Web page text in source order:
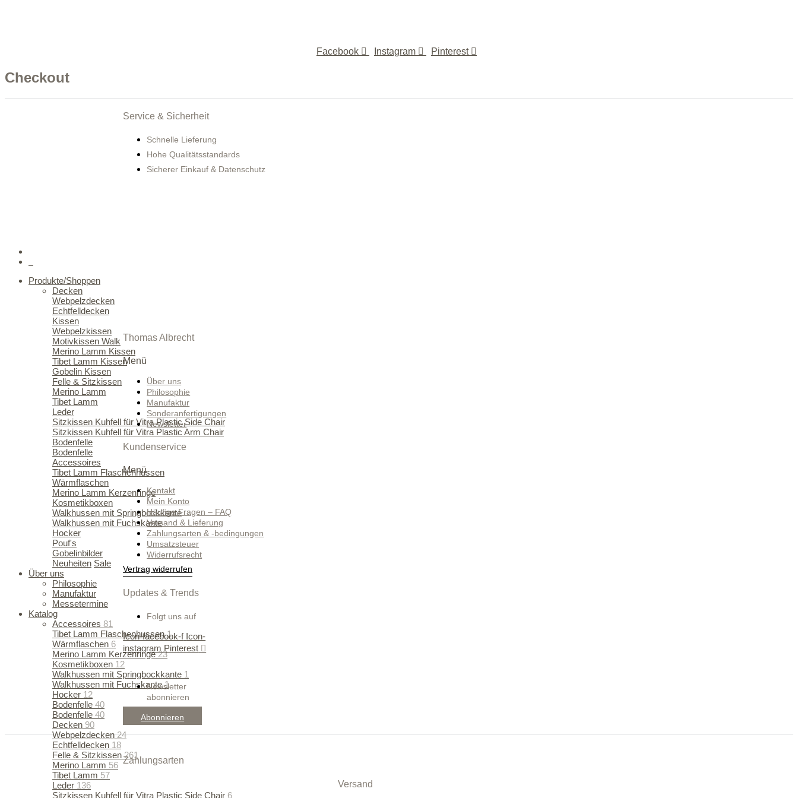
Facebook Instagram Pinterest
Produkte/Shoppen
Decken
Webpelzdecken
Echtfelldecken
Kissen
Webpelzkissen
Motivkissen Walk
Merino Lamm Kissen
Tibet Lamm Kissen
Gobelin Kissen
Felle & Sitzkissen
Merino Lamm
Tibet Lamm
Leder
Sitzkissen Kuhfell für Vitra Plastic Side Chair
Sitzkissen Kuhfell für Vitra Plastic Arm Chair
Bodenfelle
Bodenfelle
Accessoires
Tibet Lamm Flaschenhussen
Wärmflaschen
Merino Lamm Kerzenringe
Kosmetikboxen
Walkhussen mit Springbockkante
Walkhussen mit Fuchskante
Hocker
Pouf's
Gobelinbilder
Neuheiten Sale
Über uns
Philosophie
Manufaktur
Messetermine
Katalog
Accessoires 81
Tibet Lamm Flaschenhussen1
Wärmflaschen 6
Merino Lamm Kerzenringe23
Kosmetikboxen 12
Walkhussen mit Springbockkante 1
Walkhussen mit Fuchskante1
Hocker 12
Bodenfelle 40
Bodenfelle 40
Decken 90
Webpelzdecken24
Echtfelldecken 18
Felle & Sitzkissen261
Merino Lamm 56
Tibet Lamm 57
Leder 136
Sitzkissen Kuhfell für Vitra Plastic Side Chair 6
Checkout
Service & Sicherheit
Schnelle Lieferung
Hohe Qualitätsstandards
Sicherer Einkauf & Datenschutz
Thomas Albrecht
Menü
Über uns
Philosophie
Manufaktur
Sonderanfertigungen
Newsletter
Kundenservice
Menü
Kontakt
Mein Konto
Häufige Fragen – FAQ
Versand & Lieferung
Zahlungsarten & -bedingungen
Umsatzsteuer
Widerrufsrecht
Vertrag widerrufen
Updates & Trends
Folgt uns auf
Icon-facebook-f Icon-
instagram Pinterest
Newsletter
abonnieren
Abonnieren
Zahlungsarten
Versand